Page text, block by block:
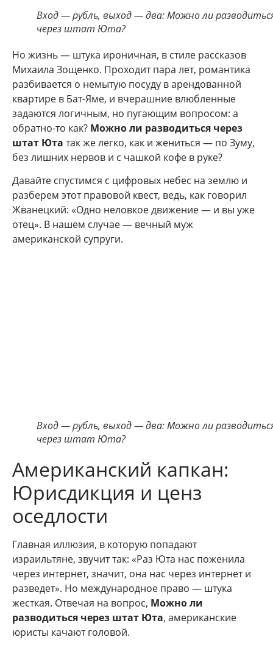
Вход — рубль, выход — два: Можно ли
через штат Юта?
Но жизнь — штука ироничная, в стиле рассказов
Михаила Зощенко. Проходит пара лет, романтика
разбивается о немытую посуду в арендованной
квартире в Бат-Яме, и вчерашние влюбленные
задаются логичным, но пугающим вопросом: а
обратно-то как? Можно ли разводиться через
штат Юта так же легко, как и жениться — по Зуму,
без лишних нервов и с чашкой кофе в руке?
Давайте спустимся с цифровых небес на землю и
разберем этот правовой квест, ведь, как говорил
Жванецкий: «Одно неловкое движение — и вы уже
отец». В нашем случае — вечный муж
американской супруги.
Вход — рубль, выход — два: Можно ли
через штат Юта?
Американский капкан:
Юрисдикция и ценз
оседлости
Главная иллюзия, в которую попадают
израильтяне, звучит так: «Раз Юта нас поженила
через интернет, значит, она нас через интернет и
разведет». Но международное право — штука
жесткая. Отвечая на вопрос, Можно ли
разводиться через штат Юта, американские
юристы качают головой.